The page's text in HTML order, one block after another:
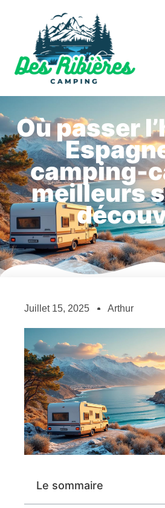
Où passer
camping-
meilleurs
Juillet 15, 2025 Arthur
Le sommaire